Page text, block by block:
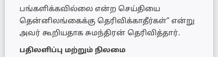
பங்களிக்கவில்லை என்ற செய்தியை
தென்னிலங்கைக்கு தெரிவிக்காதீர்கள்” என்று
அவர் கூறியதாக சுமந்திரன் தெரிவித்தார்.
பதிலளிப்பு மற்றும் நிலமை